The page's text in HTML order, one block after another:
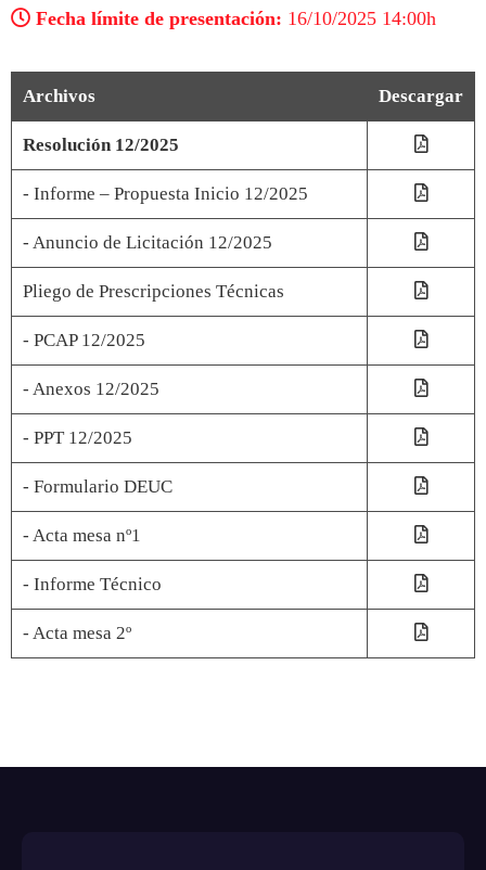
Fecha límite de presentación: 16/10/2025 14:00h
Archivos Descargar
Resolución 12/2025
- Informe – Propuesta Inicio 12/2025
- Anuncio de Licitación 12/2025
Pliego de Prescripciones Técnicas
- PCAP 12/2025
- Anexos 12/2025
- PPT 12/2025
- Formulario DEUC
- Acta mesa nº1
- Informe Técnico
- Acta mesa 2º